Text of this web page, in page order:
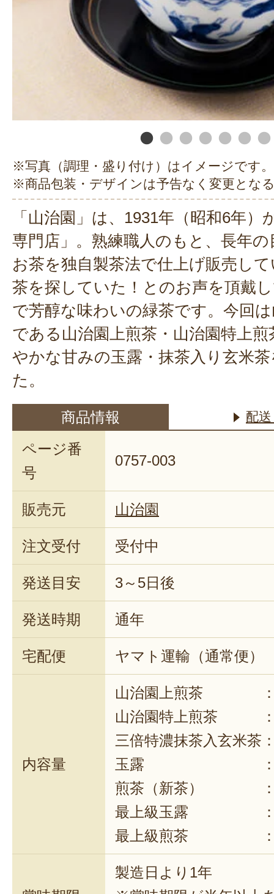
※写真（調理・盛り付け）はイメージです。
※商品包装・デザインは予告なく変更とな
「山治園」は、1931年（昭和6年）
専門店」。熟練職人のもと、長年
お茶を独自製茶法で仕上げ販売し
茶を探していた！とのお声を頂戴
で芳醇な味わいの緑茶です。今回
である山治園上煎茶・山治園特上
やかな甘みの玉露・抹茶入り玄米
た。
商品情報 配
ページ番
号
0757-003
販売元 山治園
注文受付 受付中
発送目安 3～5日後
発送時期 通年
宅配便 ヤマト運輸（通常便）
内容量
山治園上煎茶 ：1
山治園特上煎茶 ：1
三倍特濃抹茶入玄米茶
玉露 ：1袋あ
煎茶（新茶） ：1
最上級玉露 ：1
最上級煎茶 ：1
製造日より1年